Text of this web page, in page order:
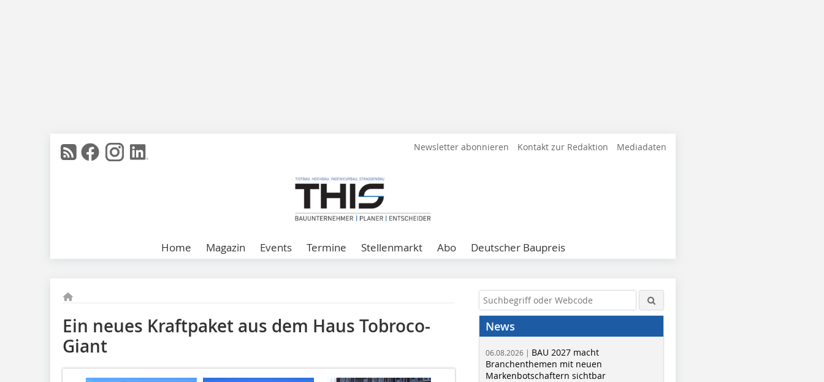
Newsletter abonnieren Kontakt zur Redaktion Mediadaten
Home Magazin Events Termine Stellenmarkt Abo Deutscher Baupreis
Ein neues Kraftpaket aus dem Haus Tobroco-
Giant
News
06.08.2026 | BAU 2027 macht
Branchenthemen mit neuen
Markenbotschaftern sichtbar